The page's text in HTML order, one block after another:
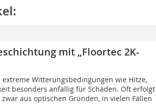
mit „Floortec 2K-
Witterungsbedingungen wie Hitze,
besonders anfällig für Schäden. Oft erfolgt
aus optischen Gründen, in vielen Fällen